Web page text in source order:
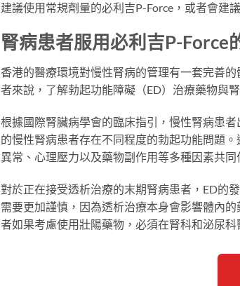
建議使用常規劑量的必利吉P-Force，或者會建
腎病患者服用必利吉P-Force
香港的醫療環境對慢性腎病的管理有一套完善
者來說，了解勃起功能障礙（ED）治療藥物與
根據國際腎臟病學會的臨床指引，慢性腎病患
的慢性腎病患者存在不同程度的勃起功能問題
異常、心理壓力以及藥物副作用等多種因素共同
對於正在接受透析治療的末期腎病患者，ED的
需要更加謹慎，因為透析治療本身會影響體內
者如果考慮使用壯陽藥物，必須在腎科和泌尿